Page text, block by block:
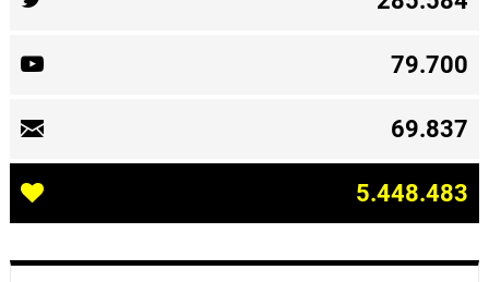
79.700
69.837
5.448.483